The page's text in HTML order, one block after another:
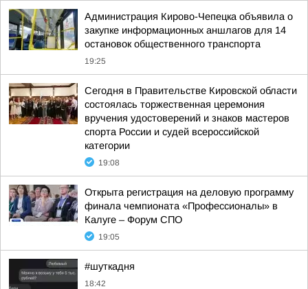
Администрация Кирово-Чепецка объявила о
закупке информационных аншлагов для 14
остановок общественного транспорта
19:25
Сегодня в Правительстве Кировской области
состоялась торжественная церемония
вручения удостоверений и знаков мастеров
спорта России и судей всероссийской
категории
19:08
Открыта регистрация на деловую программу
финала чемпионата «Профессионалы» в
Калуге – Форум СПО
19:05
#шуткадня
18:42